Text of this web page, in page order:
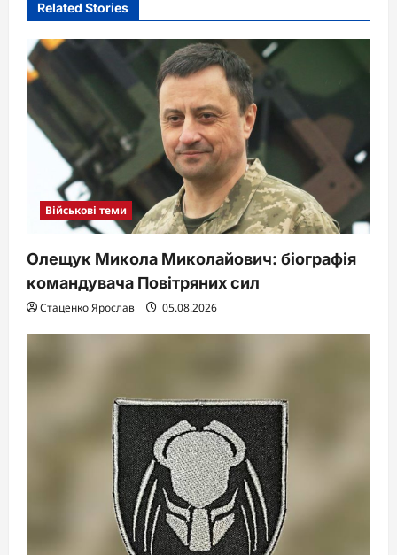
g
a
i
Related Stories
Військові теми
Олещук Микола Миколайович: біографія
командувача Повітряних сил
Стаценко Ярослав 05.08.2026